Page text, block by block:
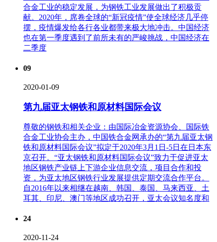
合金工业的稳定发展，为钢铁工业发展做出了积极贡
献。2020年，席卷全球的“新冠疫情”使全球经济几乎停
摆，疫情爆发给各行各业都带来极大地冲击。中国经济
也在第一季度遇到了前所未有的严峻挑战，中国经济在
二季度
09
2020-01-09
第九届亚太钢铁和原材料国际会议
尊敬的钢铁和相关企业：由国际冶金资源协会、国际铁
合金工业协会主办，中国铁合金网承办的“第九届亚太钢
铁和原材料国际会议”拟定于2020年3月1日-5日在日本东
京召开。“亚太钢铁和原材料国际会议”致力于促进亚太
地区钢铁产业链上下游企业信息交流，项目合作和投
资，为亚太地区钢铁行业发展提供定期交流合作平台。
自2016年以来相继在越南、韩国、泰国、马来西亚、土
耳其、印尼、澳门等地区成功召开，亚太会议知名度和
24
2020-11-24